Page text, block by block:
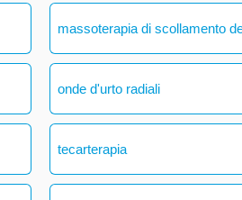
massoterapia di scollamento
onde d'urto radiali
tecarterapia